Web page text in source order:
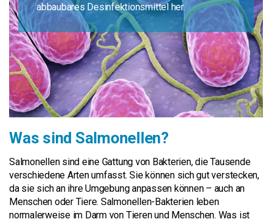
abbaubares Desinfektionsmittel her.
Was sind Salmonellen?
Salmonellen sind eine Gattung von Bakterien, die Tausende
verschiedene Arten umfasst. Sie können sich gut verstecken,
da sie sich an ihre Umgebung anpassen können – auch an
Menschen oder Tiere. Salmonellen-Bakterien leben
normalerweise im Darm von Tieren und Menschen. Was ist